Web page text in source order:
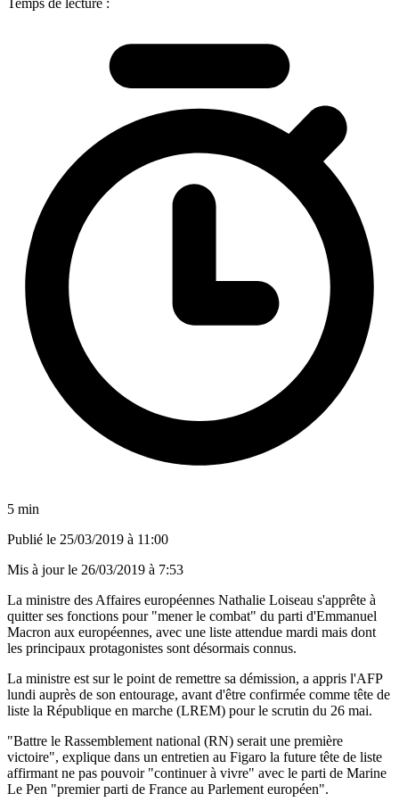
5 min
Publié le 25/03/2019 à 11:00
Mis à jour le 26/03/2019 à 7:53
La ministre des Affaires européennes Nathalie Loiseau s'apprête à
quitter ses fonctions pour "mener le combat" du parti d'Emmanuel
Macron aux européennes, avec une liste attendue mardi mais dont
les principaux protagonistes sont désormais connus.
La ministre est sur le point de remettre sa démission, a appris l'AFP
lundi auprès de son entourage, avant d'être confirmée comme tête de
liste la République en marche (LREM) pour le scrutin du 26 mai.
"Battre le Rassemblement national (RN) serait une première
victoire", explique dans un entretien au Figaro la future tête de liste
affirmant ne pas pouvoir "continuer à vivre" avec le parti de Marine
Le Pen "premier parti de France au Parlement européen".